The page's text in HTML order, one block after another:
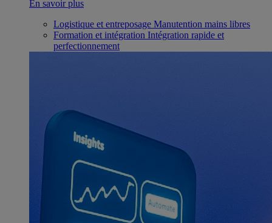
En savoir plus
Logistique et entreposage Manutention mains libres
Formation et intégration Intégration rapide et
perfectionnement